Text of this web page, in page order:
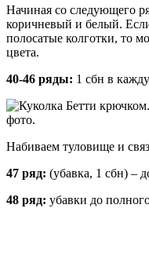
Начиная со следующего
коричневый и белый.
полосатые колготки, то
цвета.
40-46 ряды: 1 сбн в
Набиваем туловище и
47 ряд: (убавка, 1 сбн) –
48 ряд: убавки до